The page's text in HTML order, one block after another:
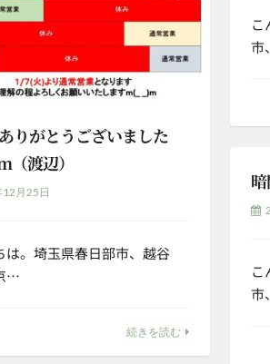
こ
市
りがとうございました
渡辺）
月25日
は。埼玉県春日部市、越谷
…
続きを読む
こ
市